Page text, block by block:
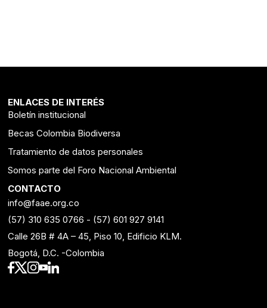
ENLACES DE INTERÉS
Boletín institucional
Becas Colombia Biodiversa
Tratamiento de datos personales
Somos parte del Foro Nacional Ambiental
CONTACTO
info@faae.org.co
(57) 310 635 0766 - (57) 601 927 9141
Calle 26B # 4A – 45, Piso 10, Edificio KLM.
Bogotá, D.C. -Colombia